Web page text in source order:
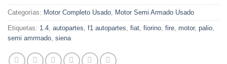
Categorías: Motor Completo Usado Motor Semi Armado Usado
Etiquetas: 1.4 autopartes f1 autopartes fiat fiorino fire motor, palio
semi amrmado siena